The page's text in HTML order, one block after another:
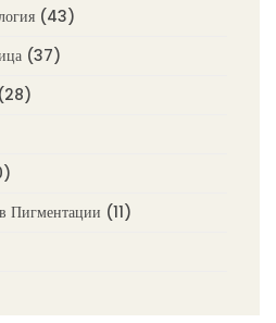
(43)
(37)
(28)
Пигментации (11)